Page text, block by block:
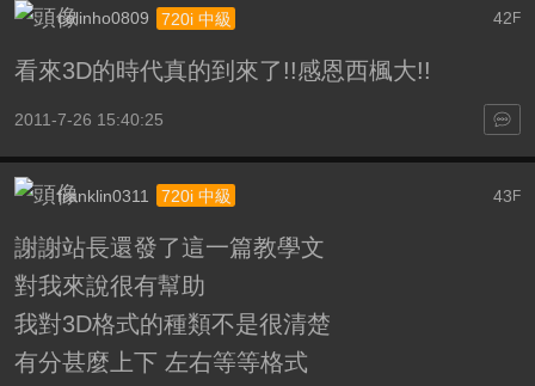
42 F
colinho0809 720i 中級
看來3D的時代真的到來了!!感恩西楓大!!
2011-7-26 15:40:25
43F
franklin0311 720i 中級
謝謝站長還發了這一篇教學文
對我來說很有幫助
我對3D格式的種類不是很清楚
有分甚麼上下 左右等等格式